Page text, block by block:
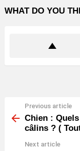
WHAT DO YOU
more
Previous article
Chien :
câlins ? (
Next article